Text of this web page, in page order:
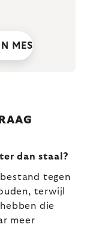
MES
dan staal?
tegen
terwijl
die
meer